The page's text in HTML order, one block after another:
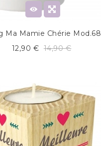
Ma Mamie Chérie Mod.68
12,90 € 14,90 €